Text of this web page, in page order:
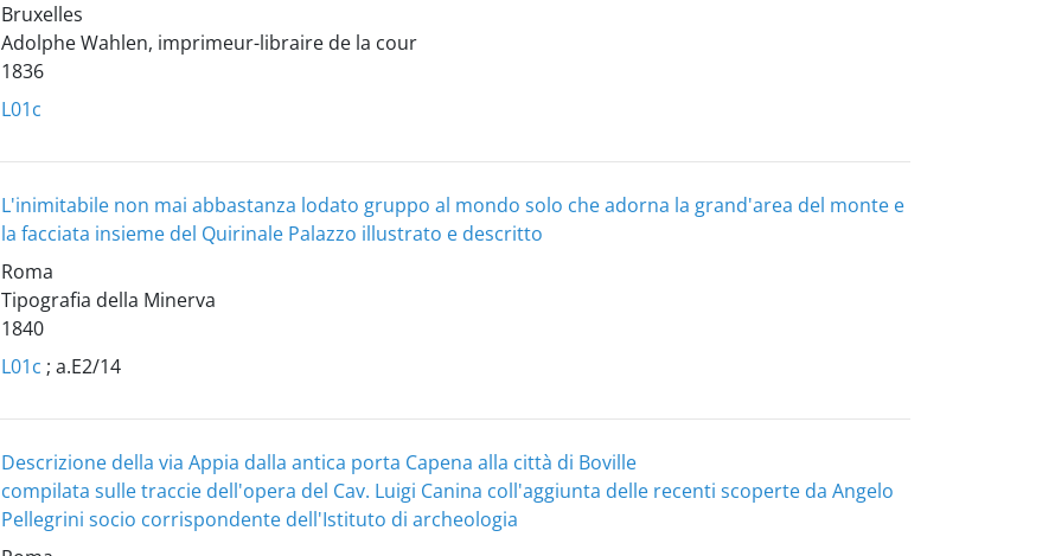
Bruxelles
Adolphe Wahlen, imprimeur-libraire de la cour
1836
L01c
L'inimitabile non mai abbastanza lodato gruppo al mondo solo che adorna la grand'area del monte e
la facciata insieme del Quirinale Palazzo illustrato e descritto
Roma
Tipografia della Minerva
1840
L01c ; a.E2/14
Descrizione della via Appia dalla antica porta Capena alla città di Boville
compilata sulle traccie dell'opera del Cav. Luigi Canina coll'aggiunta delle recenti scoperte da Angelo
Pellegrini socio corrispondente dell'Istituto di archeologia